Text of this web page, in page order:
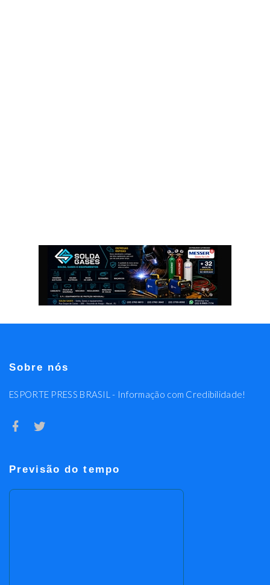
Sobre nós
ESPORTE PRESS BRASIL - Informação com Credibilidade!
Previsão do tempo